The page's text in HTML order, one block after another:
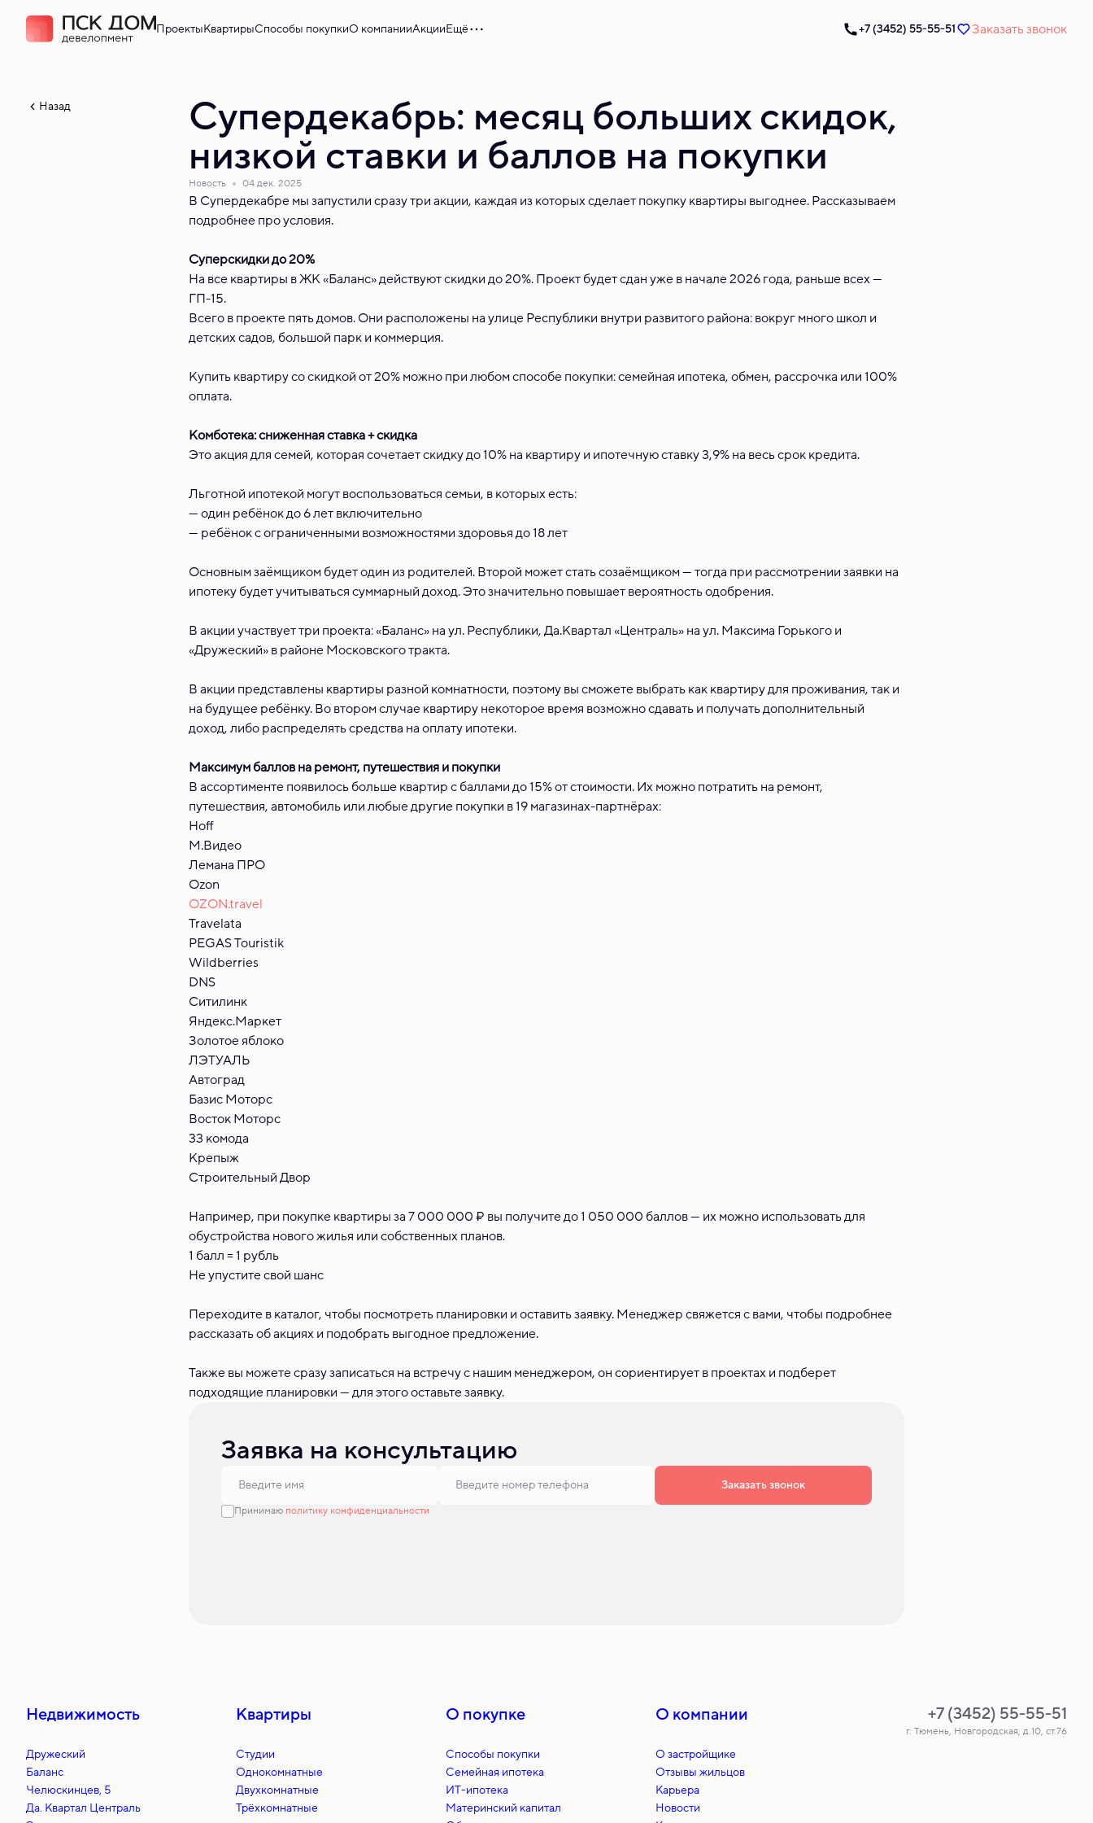
ПроектыКвартирыСпособы покупкиО компанииАкцииЕщё +7 (3452) 55-55-51 Заказать звонок
Назад Супердекабрь: месяц больших скидок,
низкой ставки и баллов на покупки
Новость 04 дек. 2025
В Супердекабре мы запустили сразу три акции, каждая из которых сделает покупку квартиры выгоднее. Рассказываем
подробнее про условия.
Суперскидки до 20%
На все квартиры в ЖК «Баланс» действуют скидки до 20%. Проект будет сдан уже в начале 2026 года, раньше всех —
ГП-15.
Всего в проекте пять домов. Они расположены на улице Республики внутри развитого района: вокруг много школ и
детских садов, большой парк и коммерция.
Купить квартиру со скидкой от 20% можно при любом способе покупки: семейная ипотека, обмен, рассрочка или 100%
оплата.
Комботека: сниженная ставка + скидка
Это акция для семей, которая сочетает скидку до 10% на квартиру и ипотечную ставку 3,9% на весь срок кредита.
Льготной ипотекой могут воспользоваться семьи, в которых есть:
— один ребёнок до 6 лет включительно
— ребёнок с ограниченными возможностями здоровья до 18 лет
Основным заёмщиком будет один из родителей. Второй может стать созаёмщиком — тогда при рассмотрении заявки на
ипотеку будет учитываться суммарный доход. Это значительно повышает вероятность одобрения.
В акции участвует три проекта: «Баланс» на ул. Республики, Да.Квартал «Централь» на ул. Максима Горького и
«Дружеский» в районе Московского тракта.
В акции представлены квартиры разной комнатности, поэтому вы сможете выбрать как квартиру для проживания, так и
на будущее ребёнку. Во втором случае квартиру некоторое время возможно сдавать и получать дополнительный
доход, либо распределять средства на оплату ипотеки.
Максимум баллов на ремонт, путешествия и покупки
В ассортименте появилось больше квартир с баллами до 15% от стоимости. Их можно потратить на ремонт,
путешествия, автомобиль или любые другие покупки в 19 магазинах-партнёрах:
Hoff
М.Видео
Лемана ПРО
Ozon
OZON.travel
Travelata
PEGAS Touristik
Wildberries
DNS
Ситилинк
Яндекс.Маркет
Золотое яблоко
ЛЭТУАЛЬ
Автоград
Базис Моторс
Восток Моторс
33 комода
Крепыж
Строительный Двор
Например, при покупке квартиры за 7 000 000 ₽ вы получите до 1 050 000 баллов — их можно использовать для
обустройства нового жилья или собственных планов.
1 балл = 1 рубль
Не упустите свой шанс
Переходите в каталог, чтобы посмотреть планировки и оставить заявку. Менеджер свяжется с вами, чтобы подробнее
рассказать об акциях и подобрать выгодное предложение.
Также вы можете сразу записаться на встречу с нашим менеджером, он сориентирует в проектах и подберет
подходящие планировки — для этого оставьте заявку.
Заявка на консультацию
Заказать звонок
Принимаю политику конфиденциальности
Недвижимость
Дружеский
Баланс
Челюскинцев, 5
Да. Квартал Централь
Квартиры
Студии
Однокомнатные
Двухкомнатные
Трёхкомнатные
О покупке
Способы покупки
Семейная ипотека
ИT-ипотека
Материнский капитал
О компании
О застройщике
Отзывы жильцов
Карьера
Новости
+7 (3452) 55-55-51
г. Тюмень, Новгородская, д.10, ст.76